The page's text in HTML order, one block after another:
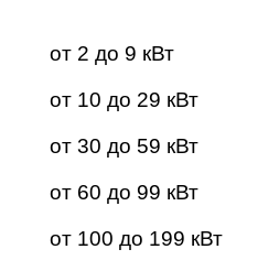
от 2 до 9 кВт
от 10 до 29 кВт
от 30 до 59 кВт
от 60 до 99 кВт
от 100 до 199 кВт